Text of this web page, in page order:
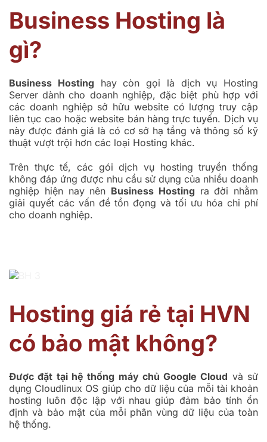
Business Hosting là
gì?
Business Hosting hay còn gọi là dịch vụ Hosting
Server dành cho doanh nghiệp, đặc biệt phù hợp với
các doanh nghiệp sở hữu website có lượng truy cập
liên tục cao hoặc website bán hàng trực tuyến. Dịch vụ
này được đánh giá là có cơ sở hạ tầng và thông số kỹ
thuật vượt trội hơn các loại Hosting khác.
Trên thực tế, các gói dịch vụ hosting truyền thống
không đáp ứng được nhu cầu sử dụng của nhiều doanh
nghiệp hiện nay nên Business Hosting ra đời nhằm
giải quyết các vấn đề tồn đọng và tối ưu hóa chi phí
cho doanh nghiệp.
Hosting giá rẻ tại HVN
có bảo mật không?
Được đặt tại hệ thống máy chủ Google Cloud và sử
dụng Cloudlinux OS giúp cho dữ liệu của mỗi tài khoản
hosting luôn độc lập với nhau giúp đảm bảo tính ổn
định và bảo mật của mỗi phân vùng dữ liệu của toàn
hệ thống.